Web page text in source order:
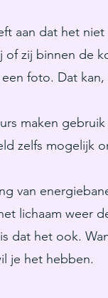
aan dat het niet
of zij binnen de
foto. Dat
maken gebruik
zelfs mogelijk
van
lichaam weer
dat het ook.
je het hebben.